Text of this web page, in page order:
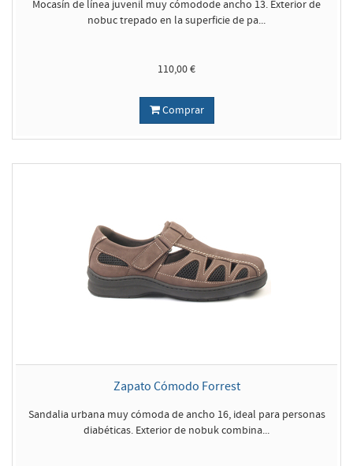
Mocasín de línea juvenil muy cómodode ancho 13. Exterior de
nobuc trepado en la superficie de pa...
110,00 €
Comprar
Zapato Cómodo Forrest
Sandalia urbana muy cómoda de ancho 16, ideal para personas
diabéticas. Exterior de nobuk combina...